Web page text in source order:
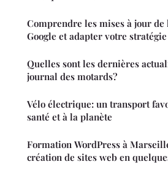
Comprendre les mises à jour
Google et adapter votre stratégie
Quelles sont les dernières
journal des motards?
Vélo électrique: un transport
santé et à la planète
Formation WordPress à
création de sites web en